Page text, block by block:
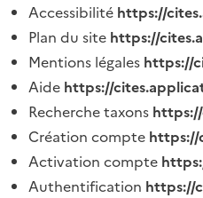
Accessibilité https://
Plan du site https://
Mentions légales https://
Aide https://
Recherche taxons
Création compte https://
Activation compte
Authentification https://